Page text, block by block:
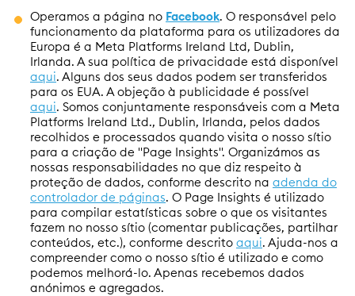
Operamos a página no Facebook. O responsável pelo
funcionamento da plataforma para os utilizadores da
Europa é a Meta Platforms Ireland Ltd, Dublin,
Irlanda. A sua política de privacidade está disponível
aqui. Alguns dos seus dados podem ser transferidos
para os EUA. A objeção à publicidade é possível
aqui. Somos conjuntamente responsáveis com a Meta
Platforms Ireland Ltd., Dublin, Irlanda, pelos dados
recolhidos e processados quando visita o nosso sítio
para a criação de "Page Insights". Organizámos as
nossas responsabilidades no que diz respeito à
proteção de dados, conforme descrito na adenda do
controlador de páginas. O Page Insights é utilizado
para compilar estatísticas sobre o que os visitantes
fazem no nosso sítio (comentar publicações, partilhar
conteúdos, etc.), conforme descrito aqui. Ajuda-nos a
compreender como o nosso sítio é utilizado e como
podemos melhorá-lo. Apenas recebemos dados
anónimos e agregados.